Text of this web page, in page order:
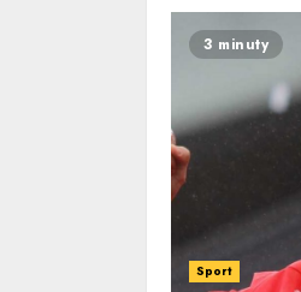
3 minuty
Sport